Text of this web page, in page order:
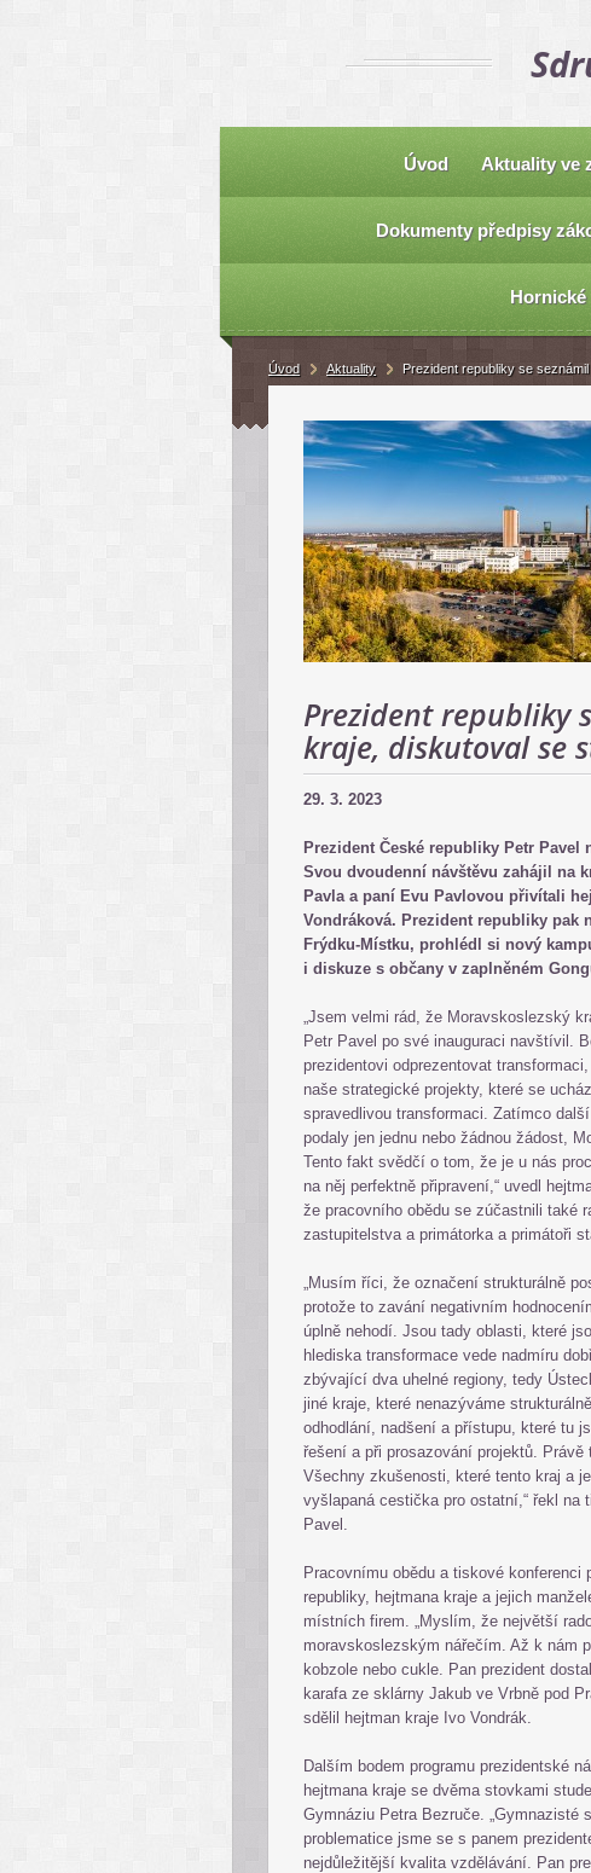
Úvod Aktuality ve
Dokumenty předpisy
Prezident republiky
kraje, diskutoval se
29. 3. 2023
Prezident České republiky Petr Pavel
Svou dvoudenní návštěvu zahájil na
Pavla a paní Evu Pavlovou přivítali
Vondráková. Prezident republiky
Frýdku-Místku, prohlédl si nový
i diskuze s občany v zaplněném
„Jsem velmi rád, že Moravskoslezský
Petr Pavel po své inauguraci navštívil.
prezidentovi odprezentovat
naše strategické projekty, které se
spravedlivou transformaci. Zatímco
podaly jen jednu nebo žádnou žádost,
Tento fakt svědčí o tom, že je u nás
na něj perfektně připravení,“ uvedl
že pracovního obědu se zúčastnili také
zastupitelstva a primátorka a primátoři
„Musím říci, že označení strukturálně
protože to zavání negativním
úplně nehodí. Jsou tady oblasti, které
hlediska transformace vede nadmíru
zbývající dva uhelné regiony, tedy
jiné kraje, které nenazýváme
odhodlání, nadšení a přístupu, které tu
řešení a při prosazování projektů.
Všechny zkušenosti, které tento kraj a
vyšlapaná cestička pro ostatní,“ řekl na
Pavel.
Pracovnímu obědu a tiskové
republiky, hejtmana kraje a jejich
místních firem. „Myslím, že největší
moravskoslezským nářečím. Až k nám
kobzole nebo cukle. Pan prezident
karafa ze sklárny Jakub ve Vrbně pod
sdělil hejtman kraje Ivo Vondrák.
Dalším bodem programu prezidentské
hejtmana kraje se dvěma stovkami
Gymnáziu Petra Bezruče.
problematice jsme se s panem
nejdůležitější kvalita vzdělávání. Pan
Úvod Aktuality Prezident republiky se